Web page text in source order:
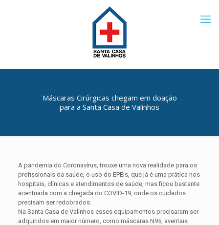
Máscaras Cirúrgicas chegam em doação
para a Santa Casa de Valinhos
A pandemia do Coronavírus, trouxe uma nova realidade para os
profissionais da saúde, o uso do EPEIs, que já é uma prática nos
hospitais, clínicas e atendimentos de saúde, mas ficou bastante
acentuada com a chegada do COVID-19, onde os cuidados
precisam ser redobrados.
Na Santa Casa de Valinhos esses equipamentos precisaram ser
adquiridos em maior número, como máscaras N95, aventais